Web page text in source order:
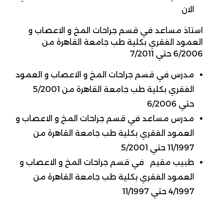
الان
استاذ مساعد في قسم جراحات المخ و الاعصاب و
العمود الفقري بكلية طب جامعة القاهرة من
6/2006 حتي 7/2011
مدرس في قسم جراحات المخ و الاعصاب و العمود
الفقري بكلية طب جامعة القاهرة من 5/2001
حتي 6/2006
مدرس مساعد في قسم جراحات المخ و الاعصاب و
العمود الفقري بكلية طب جامعة القاهرة من
11/1997 حتي 5/2001
طبيب مقيم في قسم جراحات المخ و الاعصاب و
العمود الفقري بكلية طب جامعة القاهرة من
4/1997 حتي 11/1997